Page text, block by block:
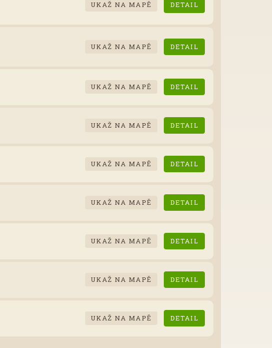
UKAŽ NA MAPĚ DETAIL
UKAŽ NA MAPĚ DETAIL
UKAŽ NA MAPĚ DETAIL
UKAŽ NA MAPĚ DETAIL
UKAŽ NA MAPĚ DETAIL
UKAŽ NA MAPĚ DETAIL
UKAŽ NA MAPĚ DETAIL
UKAŽ NA MAPĚ DETAIL
UKAŽ NA MAPĚ DETAIL